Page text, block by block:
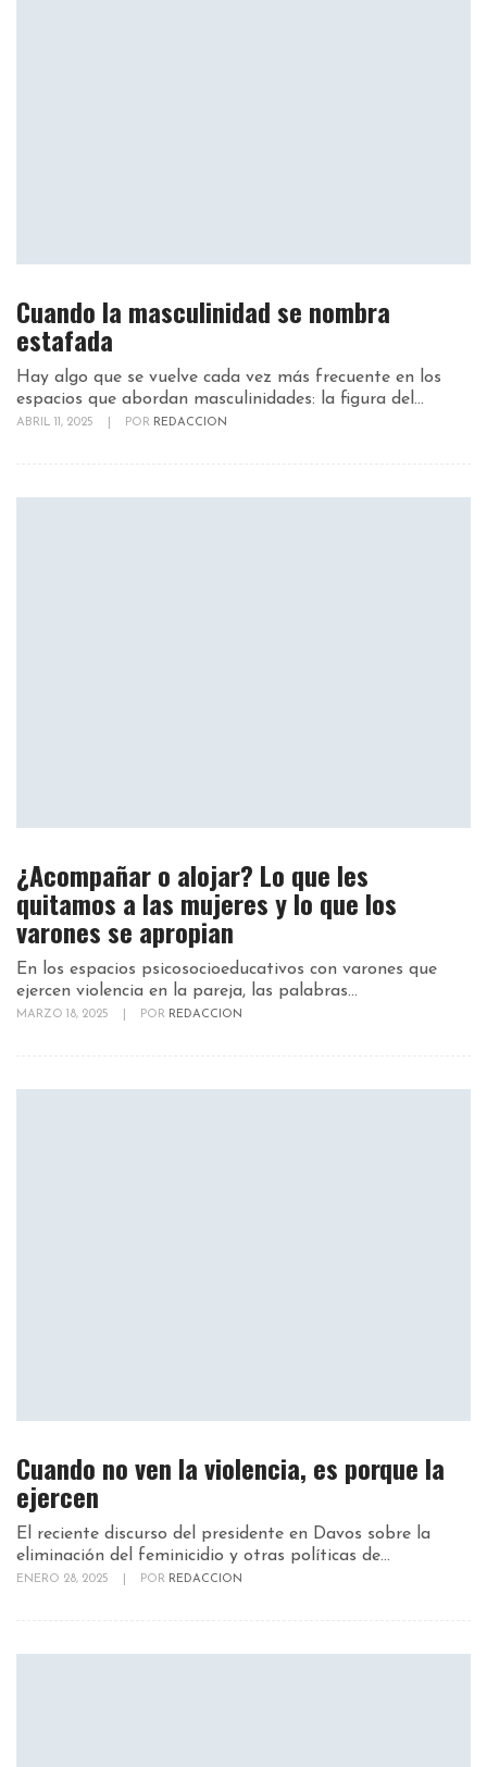
Cuando la masculinidad se nombra
estafada
Hay algo que se vuelve cada vez más frecuente en los
espacios que abordan masculinidades: la figura del...
ABRIL 11, 2025 POR REDACCION
¿Acompañar o alojar? Lo que les
quitamos a las mujeres y lo que los
varones se apropian
En los espacios psicosocioeducativos con varones que
ejercen violencia en la pareja, las palabras...
MARZO 18, 2025 POR REDACCION
Cuando no ven la violencia, es porque la
ejercen
El reciente discurso del presidente en Davos sobre la
eliminación del feminicidio y otras políticas de...
ENERO 28, 2025 POR REDACCION